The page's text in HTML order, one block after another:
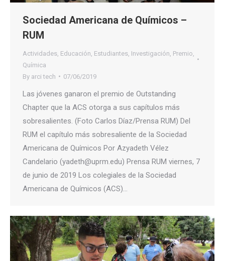
Sociedad Americana de Químicos –
RUM
Actividades Educación Estudiantes Investigación Premio
Química
By arci tech 07/06/2019
Las jóvenes ganaron el premio de Outstanding
Chapter que la ACS otorga a sus capítulos más
sobresalientes. (Foto Carlos Díaz/Prensa RUM) Del
RUM el capítulo más sobresaliente de la Sociedad
Americana de Químicos Por Azyadeth Vélez
Candelario (yadeth@uprm.edu) Prensa RUM viernes, 7
de junio de 2019 Los colegiales de la Sociedad
Americana de Químicos (ACS)…